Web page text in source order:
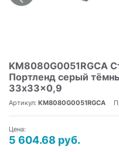
KM8080G0051RGCA
Портленд серый
33x33x0,9
Артикул: KM8080G0051RGCA
Цена:
5 604.68 руб.